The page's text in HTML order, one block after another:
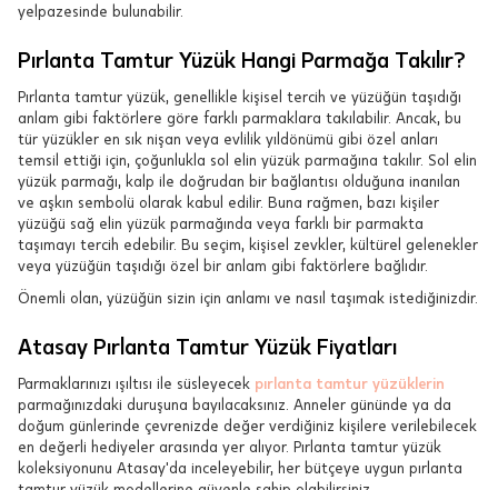
yelpazesinde bulunabilir.
Pırlanta Tamtur Yüzük Hangi Parmağa Takılır?
Pırlanta tamtur yüzük, genellikle kişisel tercih ve yüzüğün taşıdığı
anlam gibi faktörlere göre farklı parmaklara takılabilir. Ancak, bu
tür yüzükler en sık nişan veya evlilik yıldönümü gibi özel anları
temsil ettiği için, çoğunlukla sol elin yüzük parmağına takılır. Sol elin
yüzük parmağı, kalp ile doğrudan bir bağlantısı olduğuna inanılan
ve aşkın sembolü olarak kabul edilir. Buna rağmen, bazı kişiler
yüzüğü sağ elin yüzük parmağında veya farklı bir parmakta
taşımayı tercih edebilir. Bu seçim, kişisel zevkler, kültürel gelenekler
veya yüzüğün taşıdığı özel bir anlam gibi faktörlere bağlıdır.
Önemli olan, yüzüğün sizin için anlamı ve nasıl taşımak istediğinizdir.
Atasay Pırlanta Tamtur Yüzük Fiyatları
Parmaklarınızı ışıltısı ile süsleyecek pırlanta tamtur yüzüklerin
parmağınızdaki duruşuna bayılacaksınız. Anneler gününde ya da
doğum günlerinde çevrenizde değer verdiğiniz kişilere verilebilecek
en değerli hediyeler arasında yer alıyor. Pırlanta tamtur yüzük
koleksiyonunu Atasay'da inceleyebilir, her bütçeye uygun pırlanta